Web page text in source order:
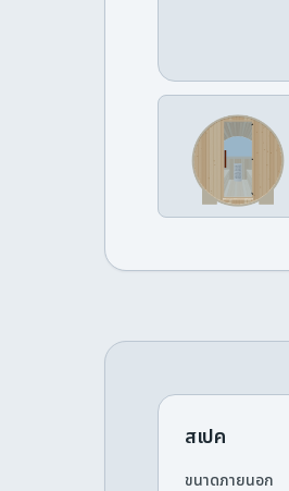
สเปค
ขนาดภายนอก